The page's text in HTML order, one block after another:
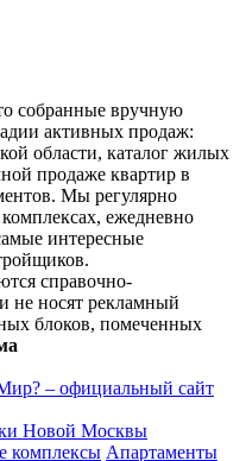
собранные вручную
активных продаж:
области, каталог жилых
продаже квартир в
Мы регулярно
ежедневно
интересные
справочно-
не носят рекламный
блоков, помеченных
– официальный сайт
Новой Москвы
комплексы Апартаменты